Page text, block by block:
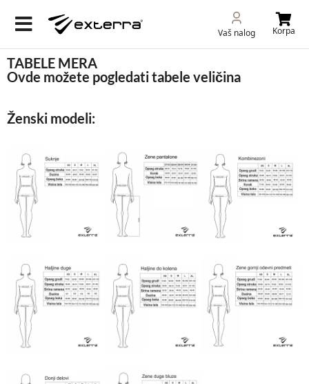
Vaš nalog Korpa
TABELE MERA
Ovde možete pogledati tabele veličina
Ženski modeli: